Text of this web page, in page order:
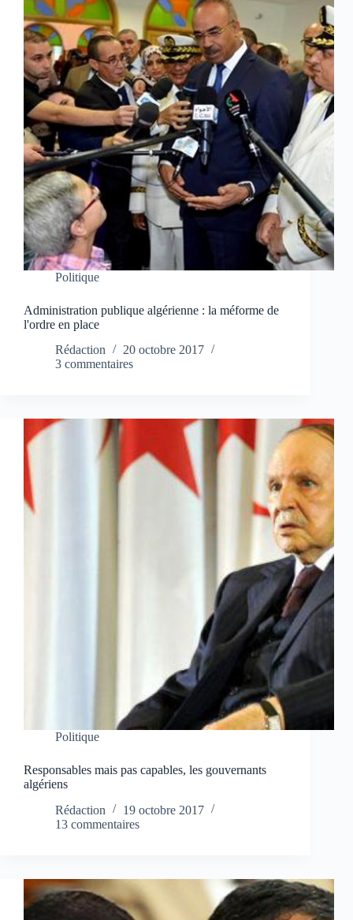
Politique
Administration publique algérienne : la méforme de
l'ordre en place
Rédaction
20 octobre 2017
3 commentaires
Politique
Responsables mais pas capables, les gouvernants
algériens
Rédaction
19 octobre 2017
13 commentaires